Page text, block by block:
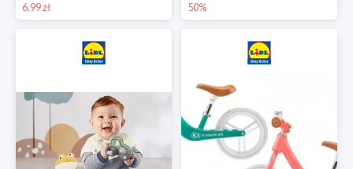
6.99 zł 50%